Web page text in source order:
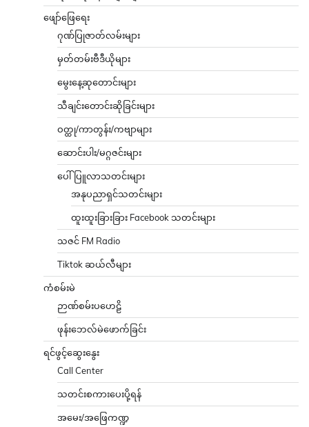
ဖျော်ဖြေရေး
ဂုဏ်ပြုဇာတ်လမ်းများ
မှတ်တမ်းဗီဒီယိုများ
မွေးနေ့ဆုတောင်းများ
သီချင်းတောင်းဆိုခြင်းများ
ဝတ္ထု/ကာတွန်း/ကဗျာများ
ဆောင်းပါး/မဂ္ဂဇင်းများ
ပေါ်ပြူလာသတင်းများ
အနုပညာရှင်သတင်းများ
ထူးထူးခြားခြား Facebook သတင်းများ
သဇင် FM Radio
Tiktok ဆယ်လီများ
ကံစမ်းမဲ
ဉာဏ်စမ်းပဟေဠိ
ဖုန်းဘေလ်မဲဖောက်ခြင်း
ရင်ဖွင့်ဆွေးနွေး
Call Center
သတင်းစကားပေးပို့ရန်
အမေး/အဖြေကဏ္ဍ